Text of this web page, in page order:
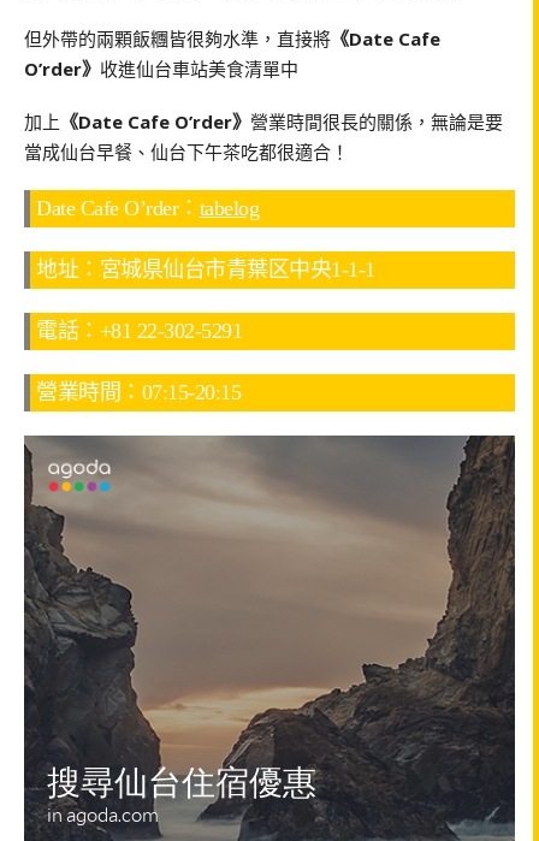
但外帶的兩顆飯糰皆很夠水準，直接將 《Date Cafe
O’rder》 收進仙台車站美食清單中
加上 《Date Cafe O’rder》 營業時間很長的關係，無論是要
當成仙台早餐、仙台下午茶吃都很適合！
Date Cafe O’rder： tabelog
地址：宮城県仙台市青葉区中央1-1-1
電話：+81 22-302-5291
營業時間：07:15-20:15